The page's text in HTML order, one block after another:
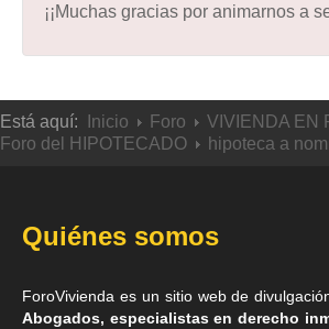
¡¡Muchas gracias por animarnos a
Está aquí: Inicio Foro
VIVIENDA EN
Foro del HIPOTECADO
hipoteca a
Quiénes somos
ForoVivienda es un sitio web de
Abogados, especialistas en derecho